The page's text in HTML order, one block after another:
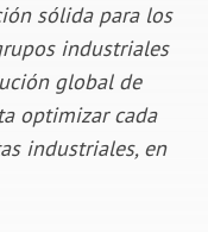
sólida para los
industriales
global de
optimizar cada
industriales, en